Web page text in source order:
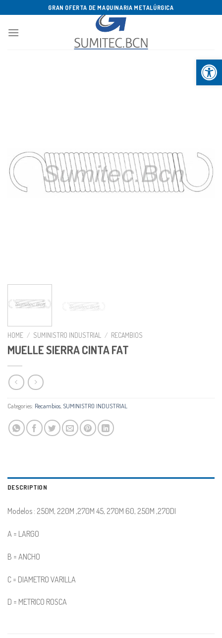
Abrir
al
contenido
GRAN OFERTA DE MAQUINARIA METALÚRGICA
HOME / SUMINISTRO INDUSTRIAL / RECAMBIOS
MUELLE SIERRA CINTA FAT
Categories: Recambios, SUMINISTRO INDUSTRIAL
DESCRIPTION
Modelos : 250M, 220M ,270M 45, 270M 60, 250M ,270DI
A = LARGO
B = ANCHO
C = DIAMETRO VARILLA
D = METRICO ROSCA